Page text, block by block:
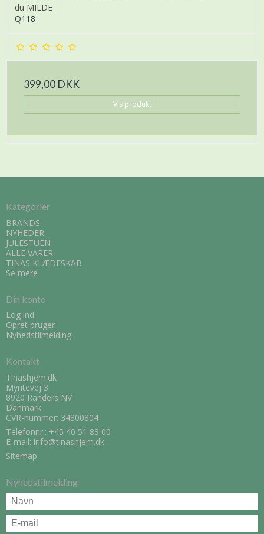
du MILDE
Q118
399,00 DKK
Vis produkt
Kategorier
BRANDS
NYHEDER
JULESTUEN
ALLE VARER
TINAS KLÆDESKAB
Se mere
Din konto
Log ind
Opret bruger
Nyhedstilmelding
Kontakt
Tinashjem.dk
Myntevej 3
8920 Randers NV
Danmark
CVR-nummer: 34800804
Telefonnr.: +45 40 51 83 00
E-mail: info@tinashjem.dk
Sitemap
Nyhedstilmelding